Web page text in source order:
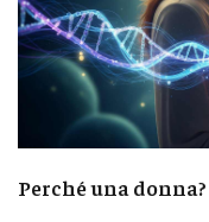
Perché una donna?